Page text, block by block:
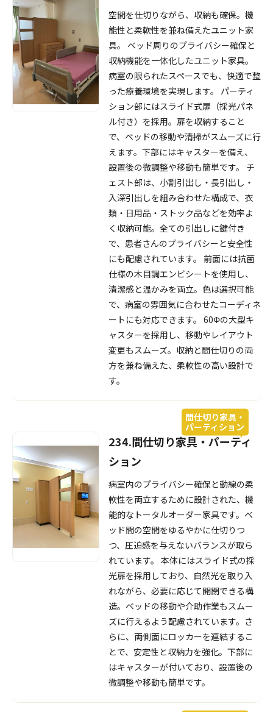
空間を仕切りながら、収納も確保。機
能性と柔軟性を兼ね備えたユニット家
具。 ベッド周りのプライバシー確保と
収納機能を一体化したユニット家具。
病室の限られたスペースでも、快適で整
った療養環境を実現します。 パーティ
ション部にはスライド式扉（採光パネ
ル付き）を採用。扉を収納すること
で、ベッドの移動や清掃がスムーズに行
えます。下部にはキャスターを備え、
設置後の微調整や移動も簡単です。 チ
ェスト部は、小割引出し・長引出し・
入深引出しを組み合わせた構成で、衣
類・日用品・ストック品などを効率よ
く収納可能。全ての引出しに鍵付き
で、患者さんのプライバシーと安全性
にも配慮されています。 前面には抗菌
仕様の木目調エンビシートを使用し、
清潔感と温かみを両立。色は選択可能
で、病室の雰囲気に合わせたコーディネ
ートにも対応できます。 60Φの大型キ
ャスターを採用し、移動やレイアウト
変更もスムーズ。収納と間仕切りの両
方を兼ね備えた、柔軟性の高い設計で
す。
間仕切り家具・
パーティション
234.間仕切り家具・パーティ
ション
病室内のプライバシー確保と動線の柔
軟性を両立するために設計された、機
能的なトータルオーダー家具です。ベ
ッド間の空間をゆるやかに仕切りつ
つ、圧迫感を与えないバランスが取ら
れています。 本体にはスライド式の採
光扉を採用しており、自然光を取り入
れながら、必要に応じて開閉できる構
造。ベッドの移動や介助作業もスムー
ズに行えるよう配慮されています。さ
らに、両側面にロッカーを連結するこ
とで、安定性と収納力を強化。下部に
はキャスターが付いており、設置後の
微調整や移動も簡単です。